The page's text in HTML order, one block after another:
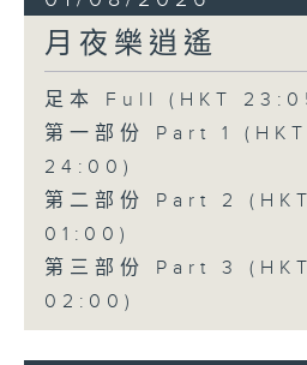
月夜樂逍遙
足本 Full (HKT
第一部份 Part 1
24:00)
第二部份 Part 2
01:00)
第三部份 Part 3
02:00)